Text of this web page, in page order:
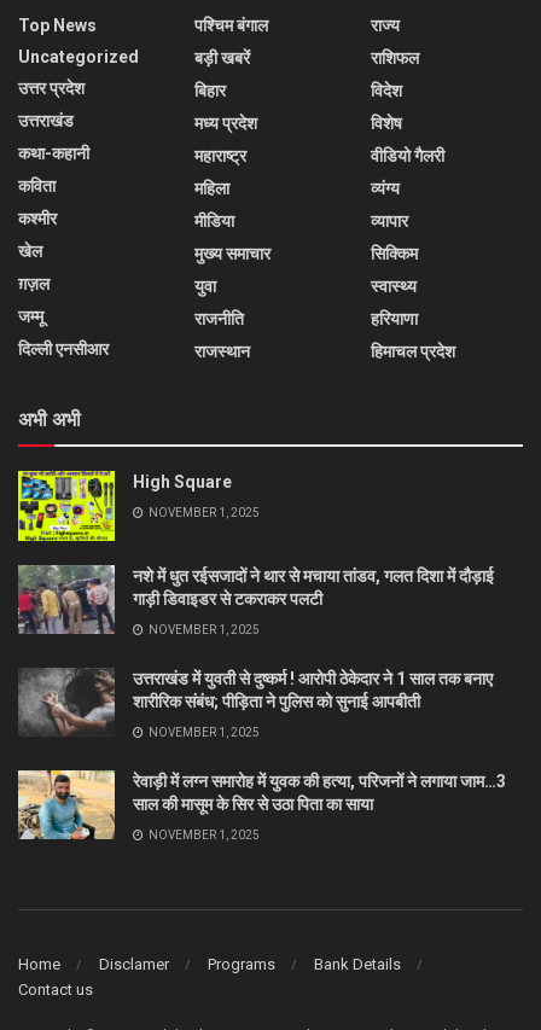
Top News
Uncategorized
उत्तर प्रदेश
उत्तराखंड
कथा-कहानी
कविता
कश्मीर
खेल
ग़ज़ल
जम्मू
दिल्ली एनसीआर
पश्चिम बंगाल
बड़ी खबरें
बिहार
मध्य प्रदेश
महाराष्ट्र
महिला
मीडिया
मुख्य समाचार
युवा
राजनीति
राजस्थान
राज्य
राशिफल
विदेश
विशेष
वीडियो गैलरी
व्यंग्य
व्यापार
सिक्किम
स्वास्थ्य
हरियाणा
हिमाचल प्रदेश
अभी अभी
High Square
NOVEMBER 1, 2025
नशे में धुत रईसजादों ने थार से मचाया तांडव, गलत दिशा में दौड़ाई
गाड़ी डिवाइडर से टकराकर पलटी
NOVEMBER 1, 2025
उत्तराखंड में युवती से दुष्कर्म ! आरोपी ठेकेदार ने 1 साल तक बनाए
शारीरिक संबंध; पीड़िता ने पुलिस को सुनाई आपबीती
NOVEMBER 1, 2025
रेवाड़ी में लग्न समारोह में युवक की हत्या, परिजनों ने लगाया जाम…3
साल की मासूम के सिर से उठा पिता का साया
NOVEMBER 1, 2025
Home Disclamer Programs
Bank Details
Contact us